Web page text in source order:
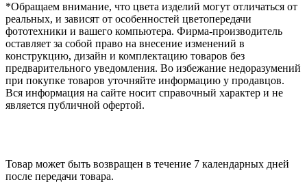
*Обращаем внимание, что цвета изделий могут отличаться от
реальных, и зависят от особенностей цветопередачи
фототехники и вашего компьютера. Фирма-производитель
оставляет за собой право на внесение изменений в
конструкцию, дизайн и комплектацию товаров без
предварительного уведомления. Во избежание недоразумений
при покупке товаров уточняйте информацию у продавцов.
Вся информация на сайте носит справочный характер и не
является публичной офертой.
Товар может быть возвращен в течение 7 календарных дней
после передачи товара.